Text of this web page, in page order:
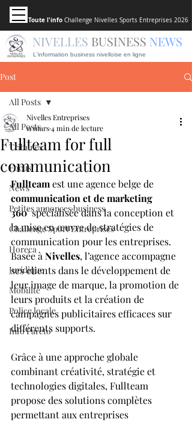
Toute l'info Challenge Nivelles Sports Entreprises 2026
L'information business nivelloise en ligne
NIVELLES BUSINESS NEWS
Post
All Posts
Tribunes
Focus
News
Petites annonces business
Challenge Sport Entreprises
Horeca
Juridique
Mobilité
Police locale
Info Pareto
All Posts
Fullteam for full
communication
Nivelles Entreprises
11 mars4 min de lecture
Fullteam est une agence belge de
communication et de marketing
360° spécialisée dans la conception et
la mise en œuvre de stratégies de
communication pour les entreprises.
Basée à Nivelles, l’agence accompagne
ses clients dans le développement de
leur image de marque, la promotion de
leurs produits et la création de
campagnes publicitaires efficaces sur
différents supports.
Grâce à une approche globale
combinant créativité, stratégie et
technologies digitales, Fullteam
propose des solutions complètes
permettant aux entreprises